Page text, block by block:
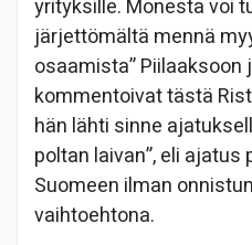
yrityksille. Monesta voi
järjettömältä mennä
osaamista” Piilaaksoon
kommentoivat tästä
hän lähti sinne
poltan laivan”, eli
Suomeen ilman
vaihtoehtona.